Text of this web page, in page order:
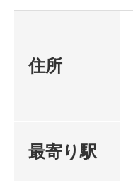
住所
最寄り駅